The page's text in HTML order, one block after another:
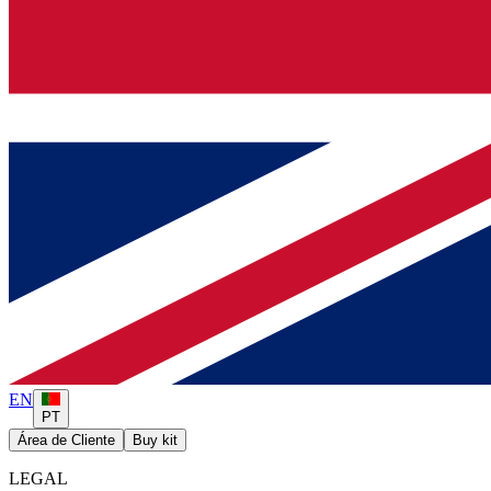
EN
PT
Área de Cliente
Buy kit
LEGAL